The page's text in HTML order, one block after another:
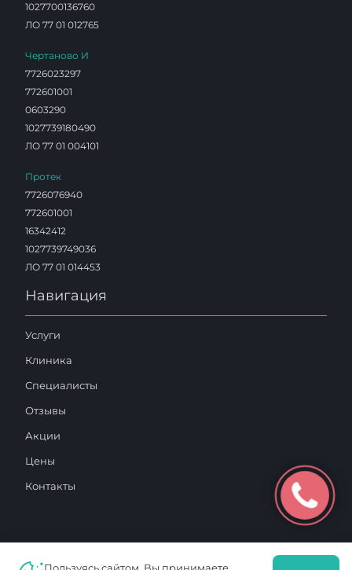
1027700136760
ЛО 77 01 012765
Чертаново И
7726023297
772601001
0603290
1027739180490
ЛО 77 01 004101
Протек
7726076940
772601001
16342412
1027739749036
ЛО 77 01 014453
Навигация
Услуги
Клиника
Специалисты
Отзывы
Акции
Цены
Контакты